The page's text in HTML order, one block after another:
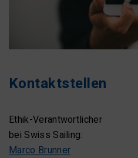
Kontaktstellen
Ethik-Verantwortlicher
bei Swiss Sailing:
Marco Brunner